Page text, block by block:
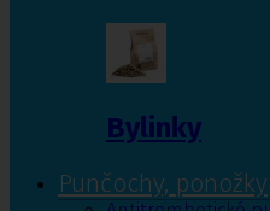
Bylinky
Punčochy, ponožky